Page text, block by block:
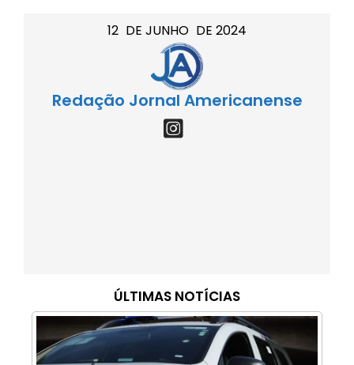
12 DE JUNHO DE 2024
Redação Jornal Americanense
ÚLTIMAS NOTÍCIAS